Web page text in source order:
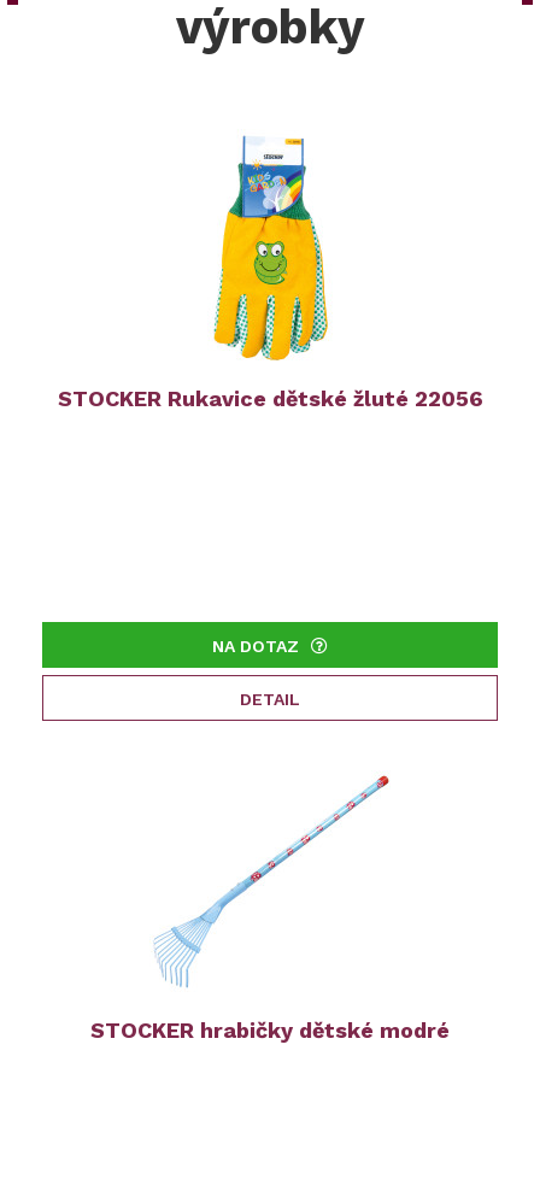
výrobky
STOCKER Rukavice dětské žluté 22056
NA DOTAZ
DETAIL
STOCKER hrabičky dětské modré